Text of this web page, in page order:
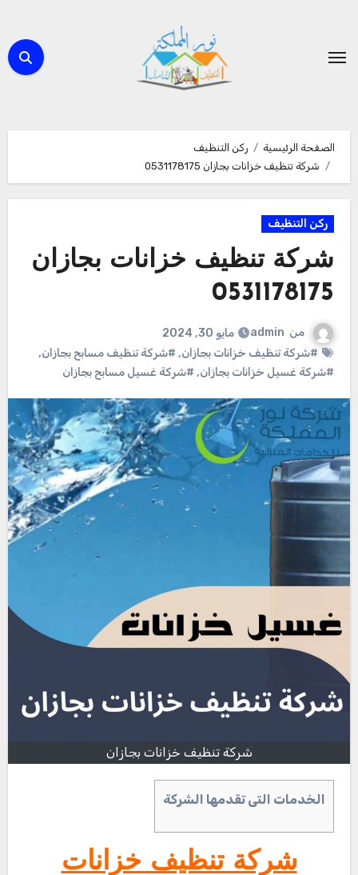
المحتوى
الصفحة الرئيسية
ركن التنظيف
شركة تنظيف خزانات بجازان 0531178175
ركن التنظيف
شركة تنظيف خزانات بجازان
0531178175
من admin
مايو 30, 2024
#شركة تنظيف خزانات بجازان, #شركة تنظيف مسابح بجازان,
#شركة غسيل خزانات بجازان, #شركة غسيل مسابح بجازان
شركة تنظيف خزانات بجازان
الخدمات التى تقدمها الشركة
شركة تنظيف خزانات